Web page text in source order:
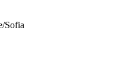
Sofia